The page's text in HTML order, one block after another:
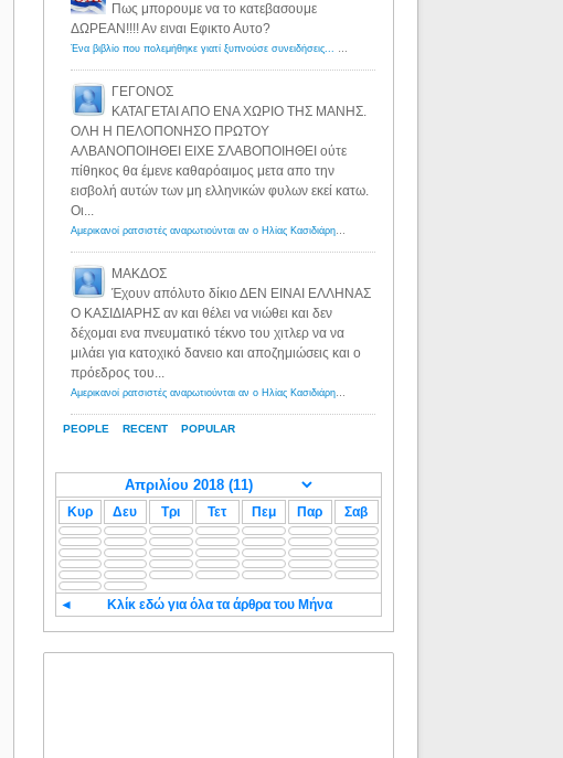
PEOPLE RECENT POPULAR
Πως μπορουμε να το κατεβασουμε
ΔΩΡΕΑΝ!!!! Αν ειναι Εφικτο Αυτο?
Ένα βιβλίο που πολεμήθηκε γιατί ξυπνούσε συνειδήσεις... - Λόγιος Ερμής | Η γνώση ξεκινάει με την αναζήτηση...
ΓΕΓΟΝΟΣ
ΚΑΤΑΓΕΤΑΙ ΑΠΟ ΕΝΑ ΧΩΡΙΟ ΤΗΣ ΜΑΝΗΣ.
ΟΛΗ Η ΠΕΛΟΠΟΝΗΣΟ ΠΡΩΤΟΥ
ΑΛΒΑΝΟΠΟΙΗΘΕΙ ΕΙΧΕ ΣΛΑΒΟΠΟΙΗΘΕΙ ούτε
πίθηκος θα έμενε καθαρόαιμος μετα απο την
εισβολή αυτών των μη ελληνικών φυλων εκεί κατω.
Οι...
Αμερικανοί ρατσιστές αναρωτιούνται αν ο Ηλίας Κασιδιάρης ανήκει στη λευκή φυλή... - Λόγιος Ερμής
ΜΑΚΔΟΣ
Έχουν απόλυτο δίκιο ΔΕΝ ΕΙΝΑΙ ΕΛΛΗΝΑΣ
Ο ΚΑΣΙΔΙΑΡΗΣ αν και θέλει να νιώθει και δεν
δέχομαι ενα πνευματικό τέκνο του χιτλερ να να
μιλάει για κατοχικό δανειο και αποζημιώσεις και ο
πρόεδρος του...
Αμερικανοί ρατσιστές αναρωτιούνται αν ο Ηλίας Κασιδιάρης ανήκει στη λευκή φυλή... - Λόγιος Ερμής
Κυρ Δευ Τρι Τετ Πεμ Παρ Σαβ
◄ Κλίκ εδώ για όλα τα άρθρα του Μήνα